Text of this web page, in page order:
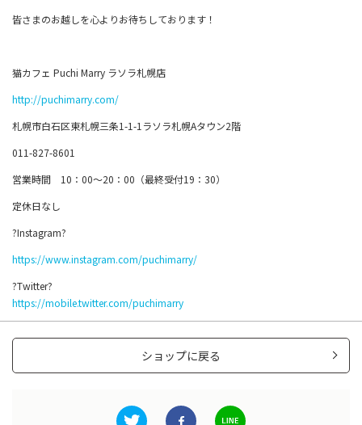
皆さまのお越しを心よりお待ちしております！
猫カフェ Puchi Marry ラソラ札幌店
http://puchimarry.com/
札幌市白石区東札幌三条1-1-1ラソラ札幌Aタウン2階
011-827-8601
営業時間 10：00～20：00（最終受付19：30）
定休日なし
?Instagram?
https://www.instagram.com/puchimarry/
?Twitter?
https://mobile.twitter.com/puchimarry
ショップに戻る